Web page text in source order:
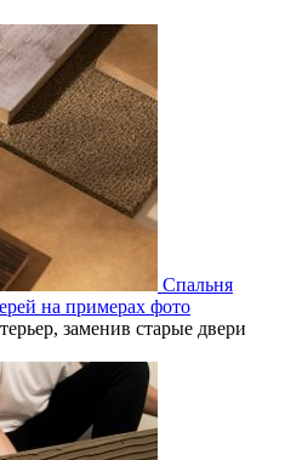
Спальня
на примерах фото
заменив старые двери